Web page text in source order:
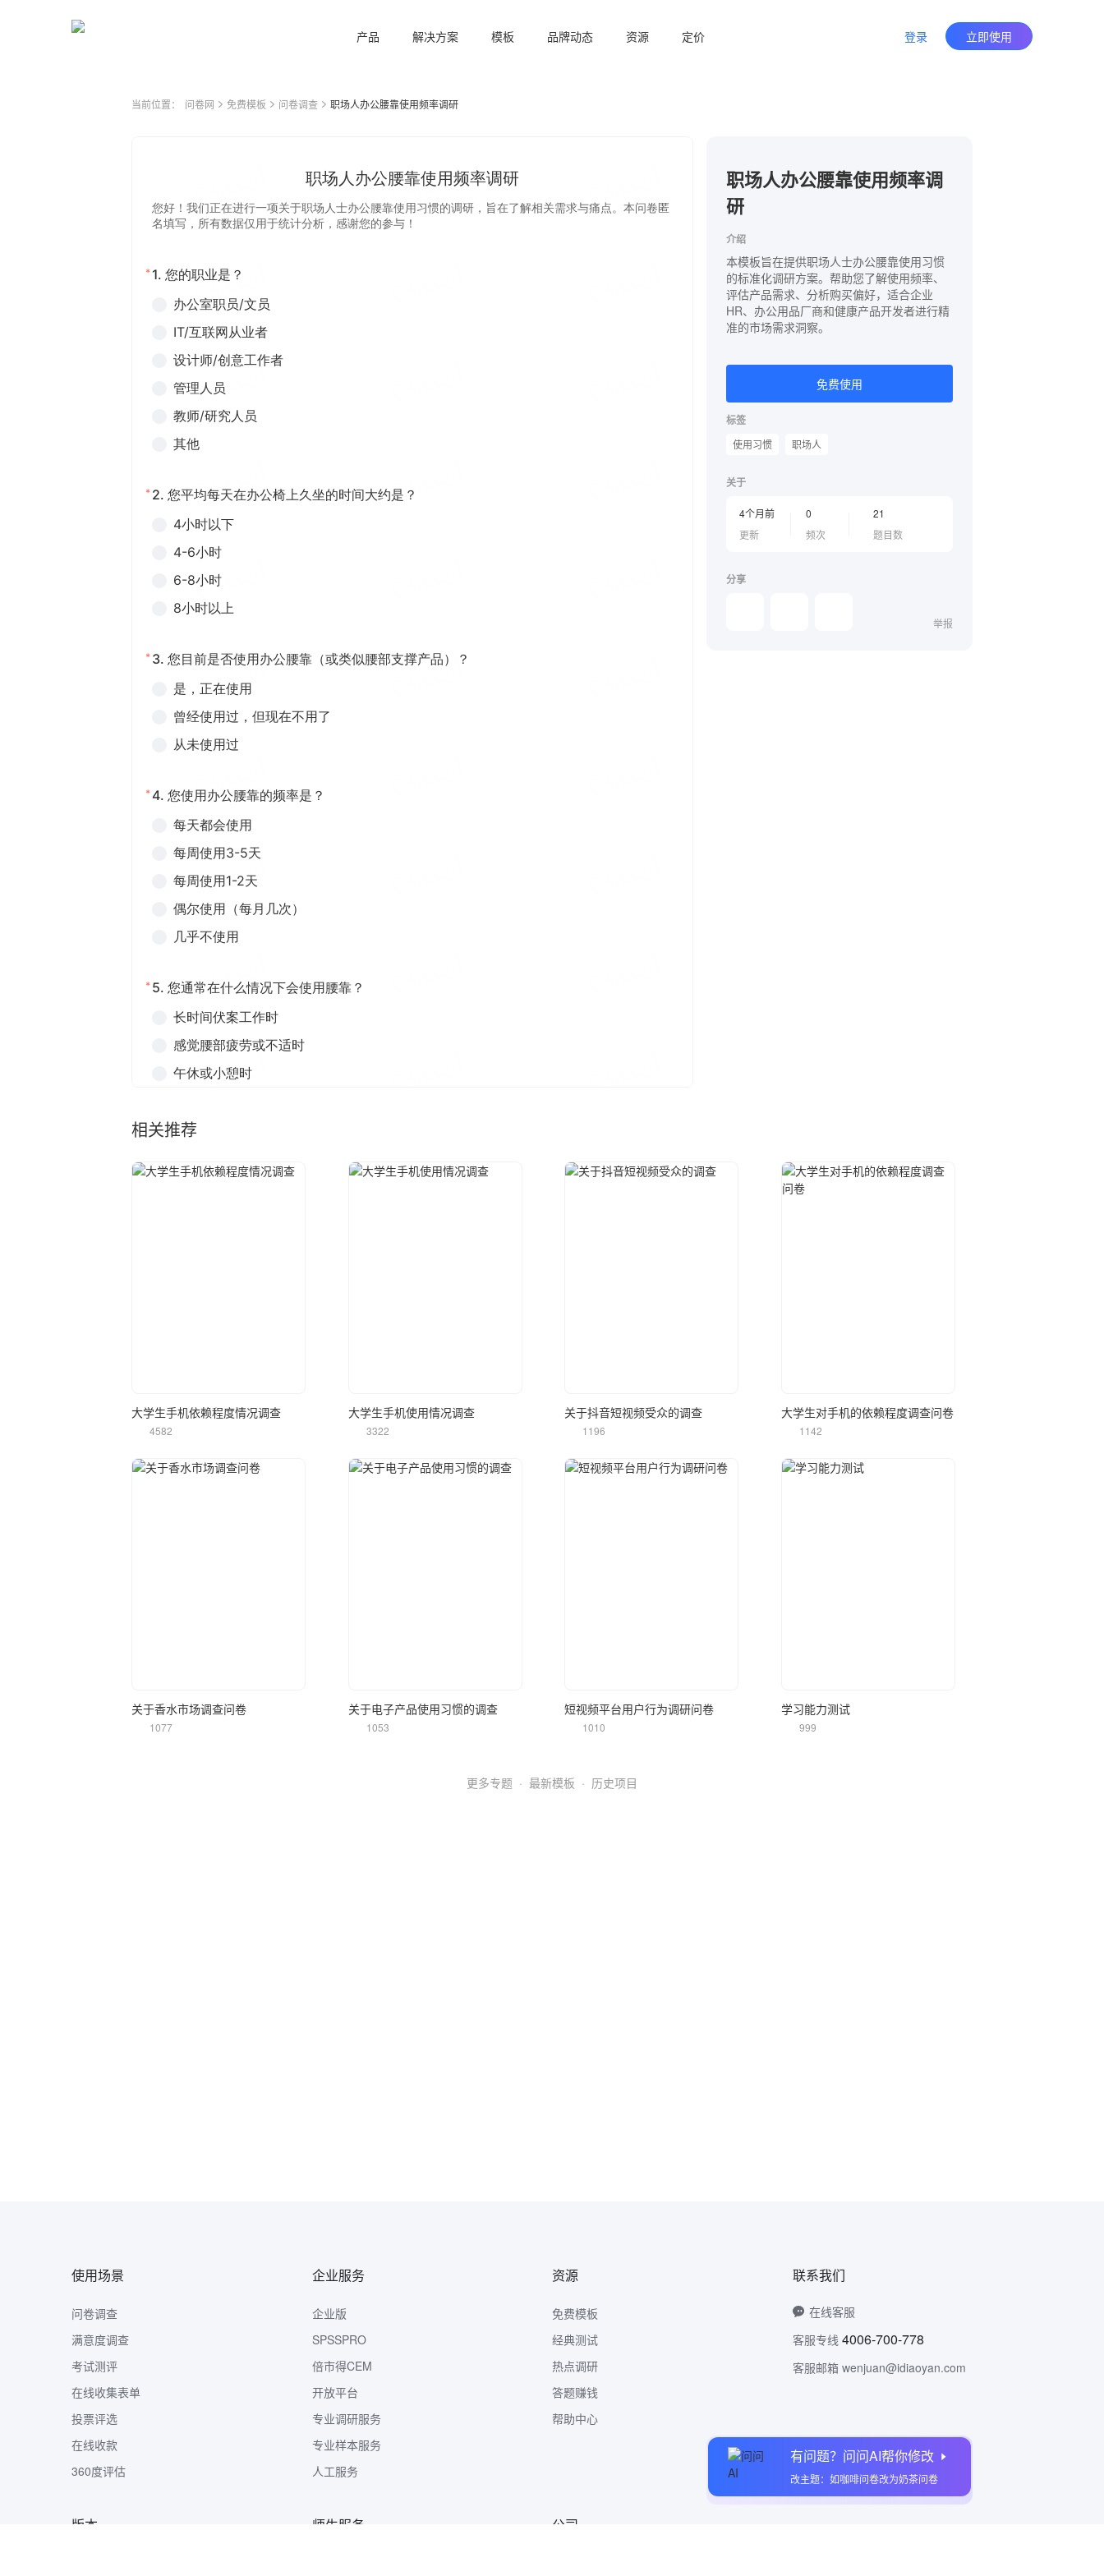
产品 解决方案 模板 品牌动态 资源 定价 登录 立即使用
当前位置： 问卷网 免费模板 问卷调查 职场人办公腰靠使用频率调研
职场人办公腰靠使用频率调
研
介绍
本模板旨在提供职场人士办公腰靠使用习惯
的标准化调研方案。帮助您了解使用频率、
评估产品需求、分析购买偏好，适合企业
HR、办公用品厂商和健康产品开发者进行精
准的市场需求洞察。
免费使用
标签
使用习惯 职场人
关于
4个月前
更新
0
频次
21
题目数
分享
举报
有问题？问问AI帮你修改
改主题：如咖啡问卷改为奶茶问卷
相关推荐
大学生手机依赖程度情况调查
4582
大学生手机使用情况调查
3322
关于抖音短视频受众的调查
1196
大学生对手机的依赖程度调查问卷
1142
关于香水市场调查问卷
1077
关于电子产品使用习惯的调查
1053
短视频平台用户行为调研问卷
1010
学习能力测试
999
更多专题 · 最新模板 · 历史项目
使用场景
问卷调查
满意度调查
考试测评
在线收集表单
投票评选
在线收款
360度评估
企业服务
企业版
SPSSPRO
倍市得CEM
开放平台
专业调研服务
专业样本服务
人工服务
资源
免费模板
经典测试
热点调研
答题赚钱
帮助中心
联系我们
在线客服
客服专线 4006-700-778
客服邮箱 wenjuan@idiaoyan.com
问卷网公众号
版本 师生服务 公司